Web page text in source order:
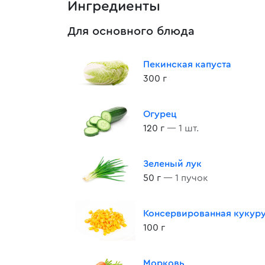
Ингредиенты
Для основного блюда
Пекинская капуста
300 г
Огурец
120 г — 1 шт.
Зеленый лук
50 г — 1 пучок
Консервированная
100 г